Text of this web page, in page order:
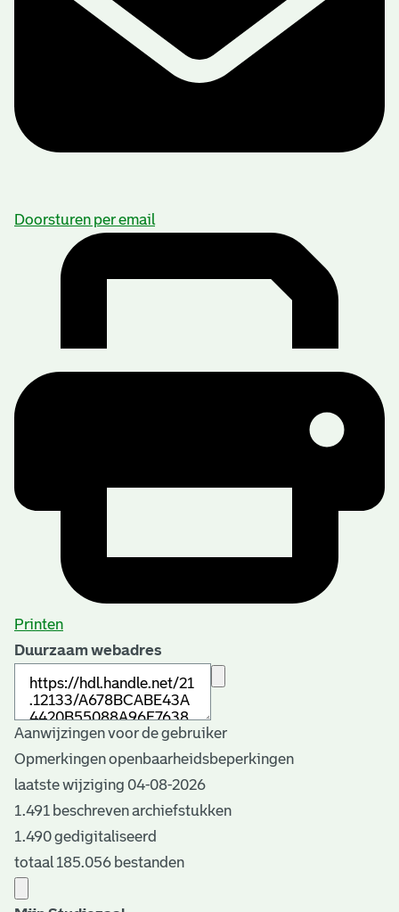
Doorsturen per email
Printen
Duurzaam webadres
Aanwijzingen voor de gebruiker
Opmerkingen openbaarheidsbeperkingen
laatste wijziging 04-08-2026
1.491 beschreven archiefstukken
1.490 gedigitaliseerd
totaal 185.056 bestanden